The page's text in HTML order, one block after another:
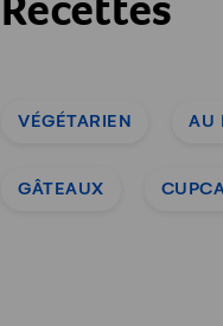
Recettes
VÉGÉTARIEN AU
GÂTEAUX